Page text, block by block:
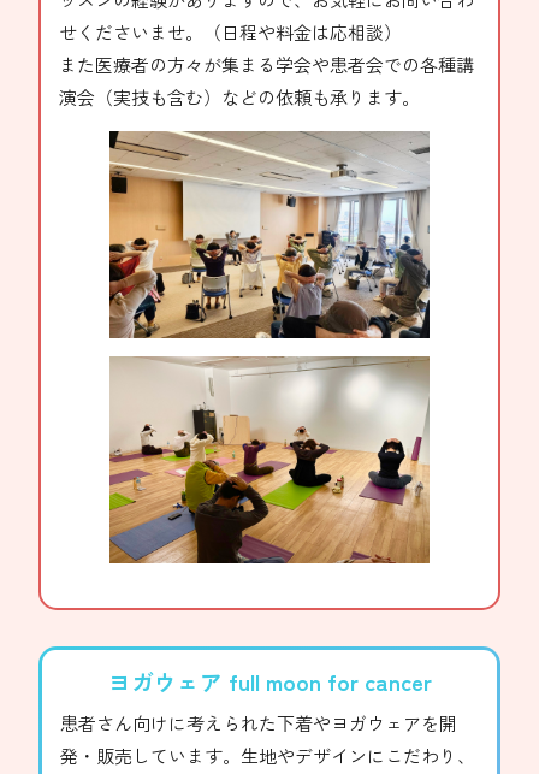
せくださいませ。（日程や料金は応相談）
また医療者の方々が集まる学会や患者会での各種講
演会（実技も含む）などの依頼も承ります。
ヨガウェア full moon for cancer
患者さん向けに考えられた下着やヨガウェアを開
発・販売しています。生地やデザインにこだわり、